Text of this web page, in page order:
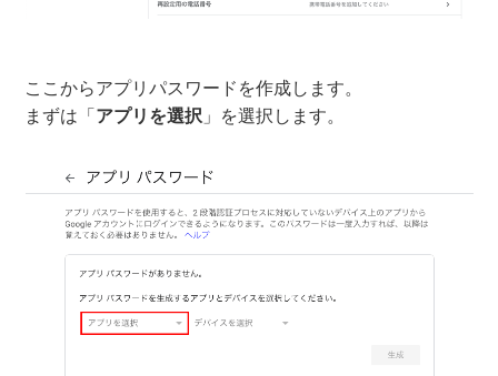
ここからアプリパスワードを作成します。
まずは「アプリを選択 」を選択します。